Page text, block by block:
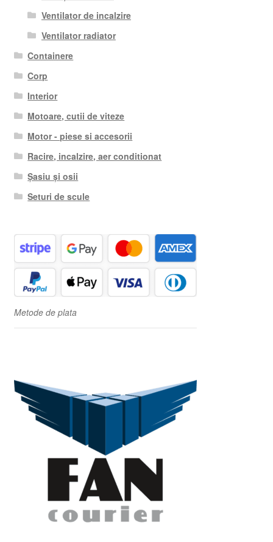
Ventilator de incalzire
Ventilator radiator
Containere
Corp
Interior
Motoare, cutii de viteze
Motor - piese si accesorii
Racire, incalzire, aer conditionat
Șasiu și osii
Seturi de scule
Metode de plata